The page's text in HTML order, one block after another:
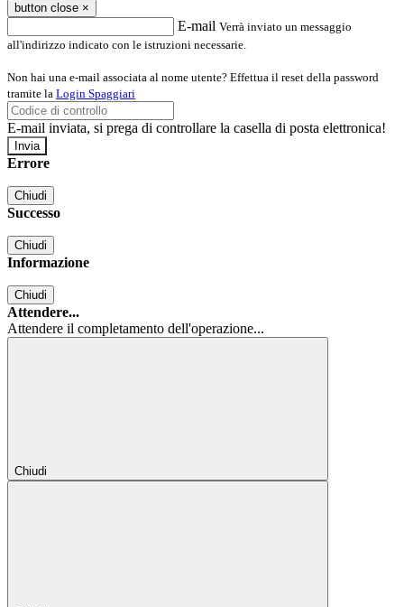
button close ×
E-mail Verrà inviato un messaggio
all'indirizzo indicato con le istruzioni necessarie.
Non hai una e-mail associata al nome utente? Effettua il reset della password
tramite la Login Spaggiari
E-mail inviata, si prega di controllare la casella di posta elettronica!
Errore
Chiudi
Successo
Chiudi
Informazione
Chiudi
Attendere...
Attendere il completamento dell'operazione...
Chiudi